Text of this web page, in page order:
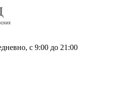
с 9:00 до 21:00